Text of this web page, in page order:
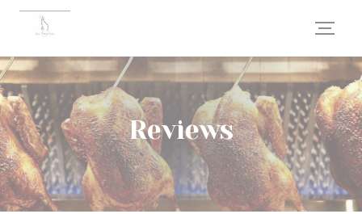
Personalizing your cookie choices
Reviews